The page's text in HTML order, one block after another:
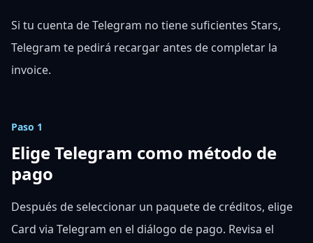
Si tu cuenta de Telegram no tiene suficientes Stars,
Telegram te pedirá recargar antes de completar la
invoice.
Paso 1
Elige Telegram como método de
pago
Después de seleccionar un paquete de créditos, elige
Card via Telegram en el diálogo de pago. Revisa el